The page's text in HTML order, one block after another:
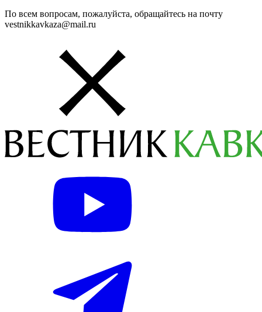
По всем вопросам, пожалуйста, обращайтесь на почту
vestnikkavkaza@mail.ru